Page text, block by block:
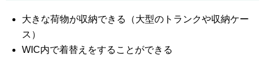
大きな荷物が収納できる（大型のトランクや収納ケー
ス）
WIC内で着替えをすることができる